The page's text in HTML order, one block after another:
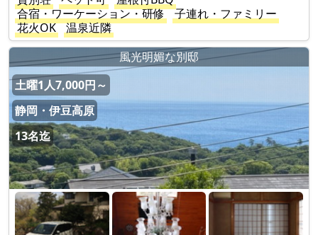
合宿・ワーケーション・研修
子連れ・ファミリー
花火OK
温泉近隣
風光明媚な別邸
土曜1人7,000円～
静岡・伊豆高原
13名迄